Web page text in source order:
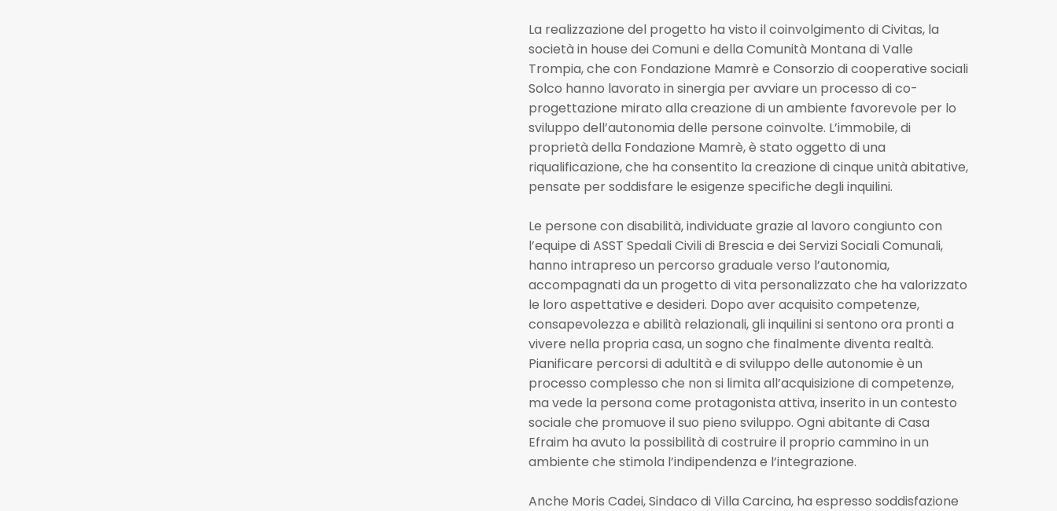
La realizzazione del progetto ha visto il coinvolgimento di Civitas, la
società in house dei Comuni e della Comunità Montana di Valle
Trompia, che con Fondazione Mamrè e Consorzio di cooperative sociali
Solco hanno lavorato in sinergia per avviare un processo di co-
progettazione mirato alla creazione di un ambiente favorevole per lo
sviluppo dell’autonomia delle persone coinvolte. L’immobile, di
proprietà della Fondazione Mamrè, è stato oggetto di una
riqualificazione, che ha consentito la creazione di cinque unità abitative,
pensate per soddisfare le esigenze specifiche degli inquilini.
Le persone con disabilità, individuate grazie al lavoro congiunto con
l’equipe di ASST Spedali Civili di Brescia e dei Servizi Sociali Comunali,
hanno intrapreso un percorso graduale verso l’autonomia,
accompagnati da un progetto di vita personalizzato che ha valorizzato
le loro aspettative e desideri. Dopo aver acquisito competenze,
consapevolezza e abilità relazionali, gli inquilini si sentono ora pronti a
vivere nella propria casa, un sogno che finalmente diventa realtà.
Pianificare percorsi di adultità e di sviluppo delle autonomie è un
processo complesso che non si limita all’acquisizione di competenze,
ma vede la persona come protagonista attiva, inserito in un contesto
sociale che promuove il suo pieno sviluppo. Ogni abitante di Casa
Efraim ha avuto la possibilità di costruire il proprio cammino in un
ambiente che stimola l’indipendenza e l’integrazione.
Anche Moris Cadei, Sindaco di Villa Carcina, ha espresso soddisfazione